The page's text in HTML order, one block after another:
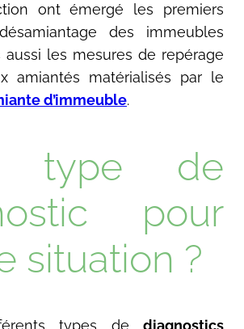
ont émergé les premiers
des immeubles
aussi les mesures de repérage
amiantés matérialisés par le
d’immeuble.
type de
pour
situation ?
types de diagnostics